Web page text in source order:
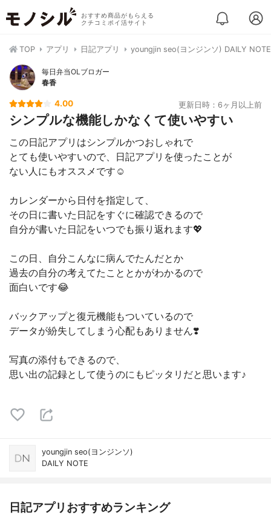
おすすめ商品がもらえる
クチコミポイ活サイト
TOP アプリ 日記アプリ youngjin seo(ヨンジンソ) DAILY NOTE
毎日弁当OLブロガー
春香
4.00 更新日時：6ヶ月以上前
シンプルな機能しかなくて使いやすい
この日記アプリはシンプルかつおしゃれで
とても使いやすいので、日記アプリを使ったことが
ない人にもオススメです☺️
カレンダーから日付を指定して、
その日に書いた日記をすぐに確認できるので
自分が書いた日記をいつでも振り返れます💖
この日、自分こんなに病んでたんだとか
過去の自分の考えてたこととかがわかるので
面白いです😂
バックアップと復元機能もついているので
データが紛失してしまう心配もありません❣️
写真の添付もできるので、
思い出の記録として使うのにもピッタリだと思います♪
youngjin seo(ヨンジンソ)
DAILY NOTE
日記アプリおすすめランキング